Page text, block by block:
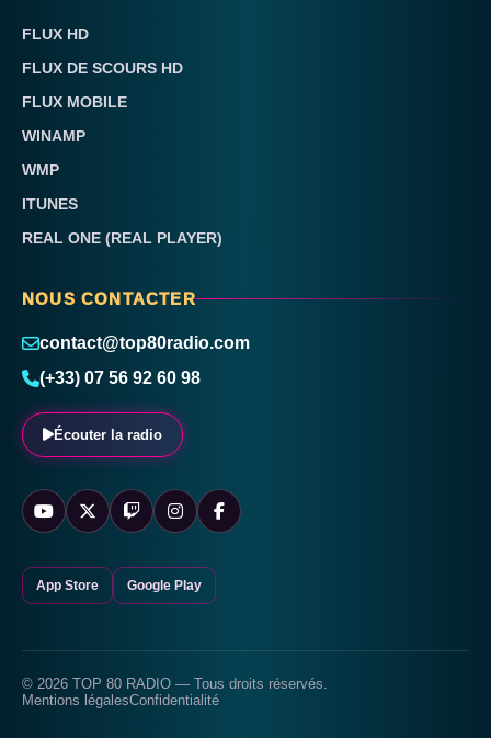
FLUX HD
FLUX DE SCOURS HD
FLUX MOBILE
WINAMP
WMP
ITUNES
REAL ONE (REAL PLAYER)
NOUS CONTACTER
contact@top80radio.com
(+33) 07 56 92 60 98
Écouter la radio
App Store Google Play
© 2026 TOP 80 RADIO — Tous droits réservés.
Mentions légalesConfidentialité